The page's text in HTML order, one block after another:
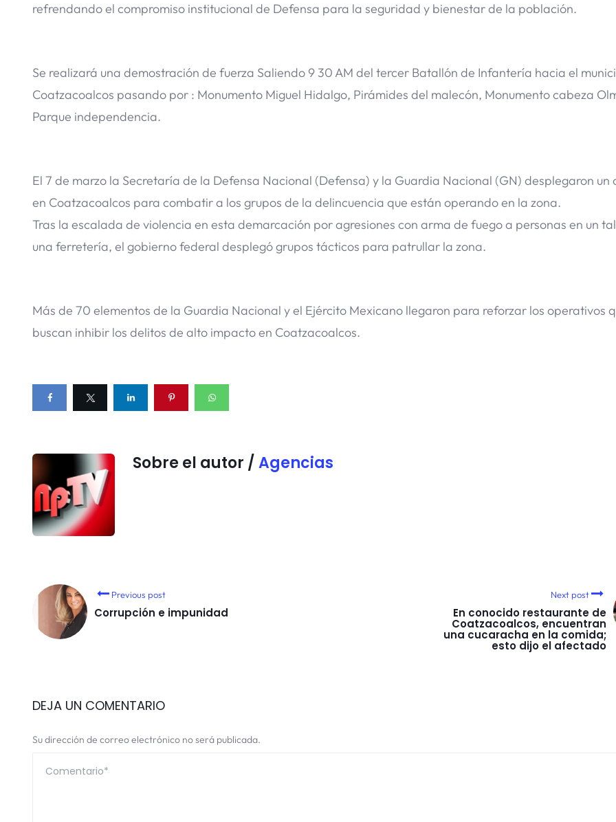
refrendando el compromiso institucional de Defensa para la seguridad y bienestar de la población.
Se realizará una demostración de fuerza Saliendo 9 30 AM del tercer Batallón de Infantería hacia el
Coatzacoalcos pasando por : Monumento Miguel Hidalgo, Pirámides del malecón, Monumento cabeza
Parque independencia.
El 7 de marzo la Secretaría de la Defensa Nacional (Defensa) y la Guardia Nacional (GN) desplegaron un
en Coatzacoalcos para combatir a los grupos de la delincuencia que están operando en la zona.
Tras la escalada de violencia en esta demarcación por agresiones con arma de fuego a personas en un
una ferretería, el gobierno federal desplegó grupos tácticos para patrullar la zona.
Más de 70 elementos de la Guardia Nacional y el Ejército Mexicano llegaron para reforzar los operativos
buscan inhibir los delitos de alto impacto en Coatzacoalcos.
Sobre el autor / Agencias
Previous post
Corrupción e impunidad
Next post
En conocido restaurante de
Coatzacoalcos, encuentran
una cucaracha en la comida;
esto dijo el afectado
DEJA UN COMENTARIO
Su dirección de correo electrónico no será publicada.